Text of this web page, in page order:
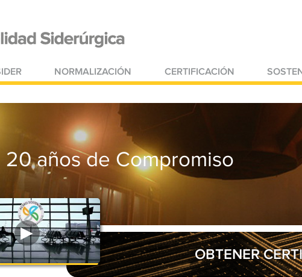
NORMALIZACIÓN CERTIFICACIÓN
20 años de Compromiso
OBTENER